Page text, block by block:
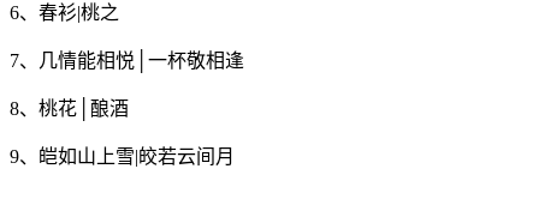
6、春衫|桃之
7、几情能相悦│一杯敬相逢
8、桃花│酿酒
9、皑如山上雪|皎若云间月